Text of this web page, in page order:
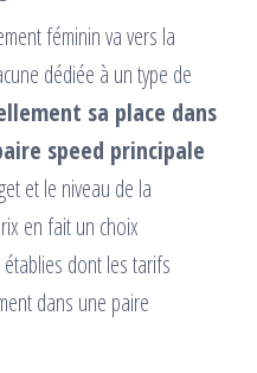
féminin va vers la
dédiée à un type de
sa place dans
speed principale
et le niveau de la
en fait un choix
dont les tarifs
dans une paire